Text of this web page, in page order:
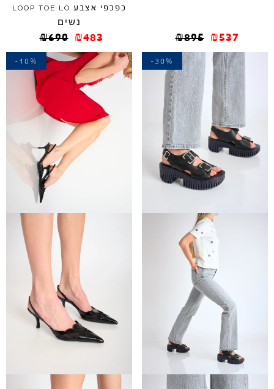
₪895 ₪537
כפכפי אצבע LOOP TOE LO
נשים
₪690 ₪483
-30%
-10%